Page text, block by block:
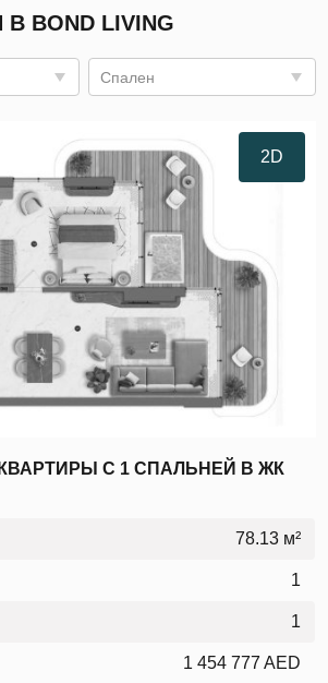
BOND LIVING
Спален
2D
C 1 СПАЛЬНЕЙ В ЖК
78.13 м²
1
1
1 454 777 AED